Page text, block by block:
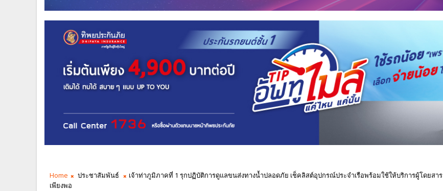
Home ประชาสัมพันธ์
เจ้าท่าภูมิภาคที่ 1 รุกปฏิบัติการดูแลขนส่งทางน้ำปลอดภัย เช็คลิสต์อุปกรณ์ประจำเรือพร้อมใช้ให้บริการผู้โดยสาร
เพียงพอ